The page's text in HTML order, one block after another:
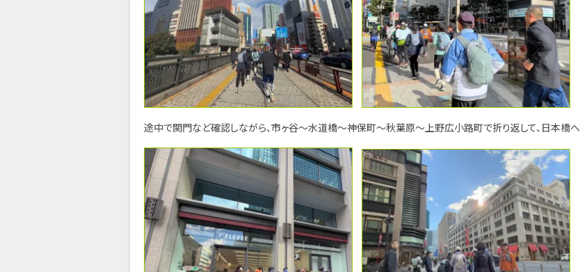
途中で関門など確認しながら、市ヶ谷～水道橋～神保町～秋葉原～上野広小路町で折り返して、日本橋へ